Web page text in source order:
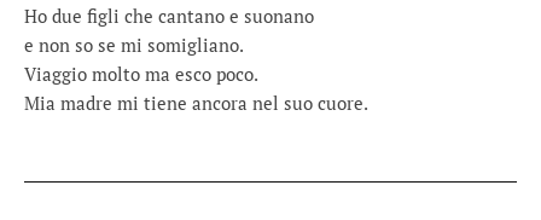
Ho due figli che cantano e suonano
e non so se mi somigliano.
Viaggio molto ma esco poco.
Mia madre mi tiene ancora nel suo cuore.